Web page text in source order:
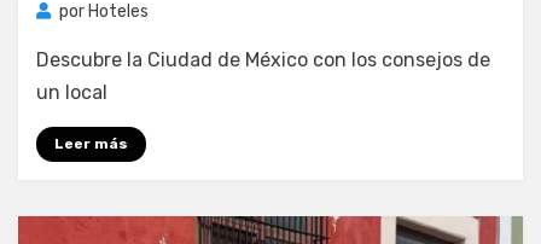
por Hoteles
Descubre la Ciudad de México con los consejos de
un local
Leer más